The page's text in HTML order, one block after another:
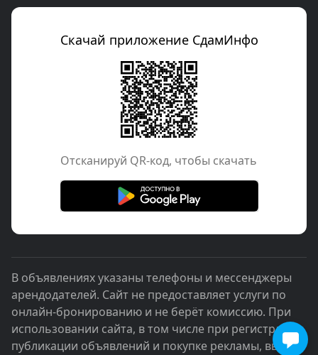
Скачай приложение СдамИнфо
Отcканируй QR-код, чтобы скачать
В объявлениях указаны телефоны и мессенджеры
арендодателей. Сайт не предоставляет услуги по
онлайн-бронированию и не берёт комиссию. При
использовании сайта, в том числе при регистрации,
публикации объявлений и покупке рекламы, вы